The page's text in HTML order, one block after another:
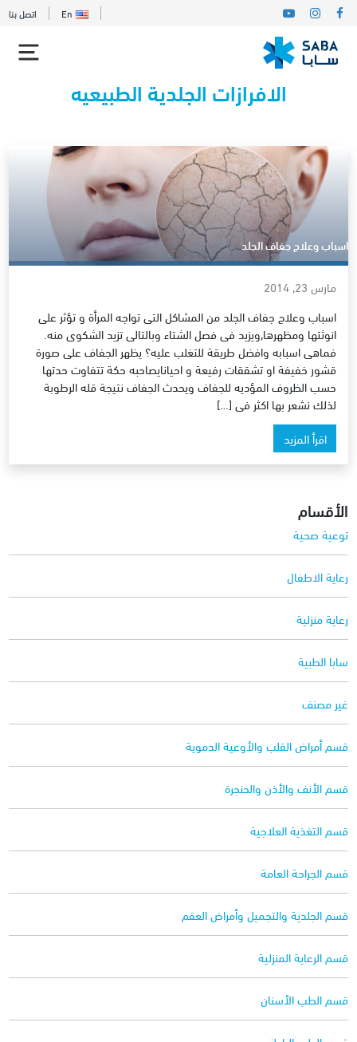
En اتصل بنا
الافرازات الجلدية الطبيعيه
الأقسام
توعية صحية
رعاية الاطفال
رعاية منزلية
سابا الطبية
غير مصنف
قسم أمراض القلب والأوعية الدموية
قسم الأنف والأذن والحنجرة
قسم التغذية العلاجية
قسم الجراحة العامة
قسم الجلدية والتجميل وأمراض العقم
قسم الرعاية المنزلية
قسم الطب الأسنان
اسباب وعلاج جفاف الجلد
مارس 23, 2014
اسباب وعلاج جفاف الجلد من المشاكل التى تواجه المرأة و تؤثر على
انوثتها ومظهرها,ويزيد فى فصل الشتاء وبالتالى تزيد الشكوى منه.
فماهى اسبابه وافضل طريقة للتغلب عليه؟ يظهر الجفاف على صورة
قشور خفيفة او تشققات رفيعة و احيانايصاحبه حكة تتفاوت حدتها
حسب الظروف المؤديه للجفاف ويحدث الجفاف نتيجة قله الرطوبة
لذلك نشعر بها اكثر فى […]
اقرأ المزيد